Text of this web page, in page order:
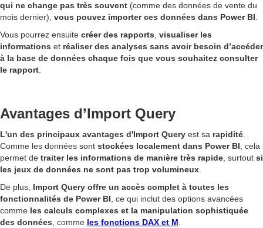
qui ne change pas très souvent (comme des données de vente du
mois dernier), vous pouvez importer ces données dans Power BI
Vous pourrez ensuite créer des rapports visualiser les
informations et réaliser des analyses sans avoir besoin d’accéder
à la base de données chaque fois que vous souhaitez consulter
le rapport
Avantages d’Import Query
L'un des principaux avantages d'Import Query est sa rapidité
Comme les données sont stockées localement dans Power BI , cela
permet de traiter les informations de manière très rapide , surtout si
les jeux de données ne sont pas trop volumineux
De plus, Import Query offre un accès complet à toutes les
fonctionnalités de Power BI , ce qui inclut des options avancées
comme les calculs complexes et la manipulation sophistiquée
des données , comme les fonctions DAX et M